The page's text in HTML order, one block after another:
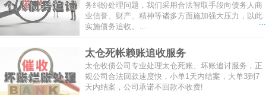
务纠纷处理问题，我们采用合法智取手段向债务人商
业信誉、财产、精神等诸多方面施加强大压力，以此
实施债务追收。…
...
太仓死帐赖账追收服务
太仓收债公司专业处理太仓死账、坏账追讨服务，正
规公司合法回款速度快，小单1天内结案，大单3到7
天内结案，公司承诺不回款不收费!